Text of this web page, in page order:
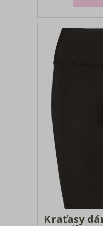
neváhejte
(rozměry
Kraťasy